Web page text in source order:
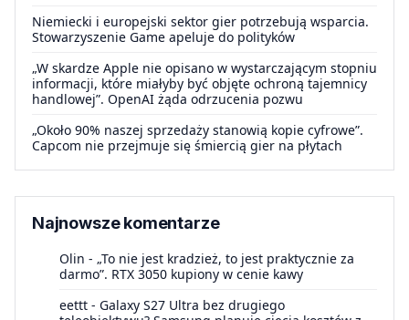
Niemiecki i europejski sektor gier potrzebują wsparcia.
Stowarzyszenie Game apeluje do polityków
„W skardze Apple nie opisano w wystarczającym stopniu
informacji, które miałyby być objęte ochroną tajemnicy
handlowej”. OpenAI żąda odrzucenia pozwu
„Około 90% naszej sprzedaży stanowią kopie cyfrowe”.
Capcom nie przejmuje się śmiercią gier na płytach
Najnowsze komentarze
Olin - „To nie jest kradzież, to jest praktycznie za
darmo”. RTX 3050 kupiony w cenie kawy
eettt - Galaxy S27 Ultra bez drugiego